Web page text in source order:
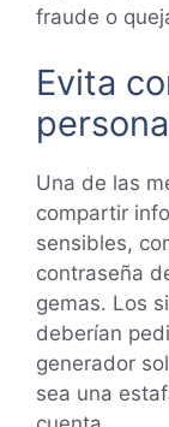
fraude o
Evita
Una de las
compartir
sensibles,
contraseña
gemas. Los
deberían
generador
sea una